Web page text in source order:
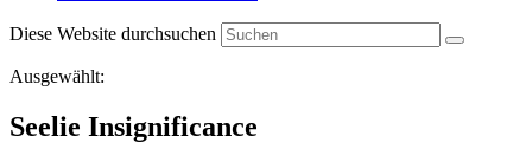
Diese Website durchsuchen
Ausgewählt:
Seelie Insignificance